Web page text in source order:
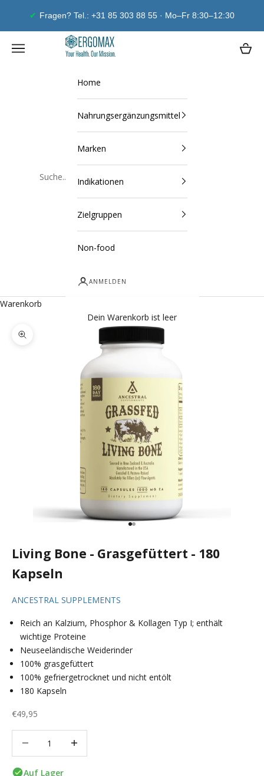
Fragen? Tel.: +31 85 303 88 55 · Mo–Fr 8:30–12:30
Ergomax
Navigationsmenü öffnen
Home
Nahrungsergänzungsmittel
Marken
Indikationen
Zielgruppen
Non-food
ANMELDEN
Warenkorb
Dein Warenkorb ist leer
Bild vergrößern
Gehe zu Element 1
Gehe zu Element 2
Living Bone - Grasgefüttert - 180
Kapseln
ANCESTRAL SUPPLEMENTS
Reich an Kalzium, Phosphor & Kollagen Typ I; enthält
wichtige Proteine
Neuseeländische Weiderinder
100% grasgefüttert
100% gefriergetrocknet und nicht entölt
180 Kapseln
Angebot
€49,95
Auf Lager